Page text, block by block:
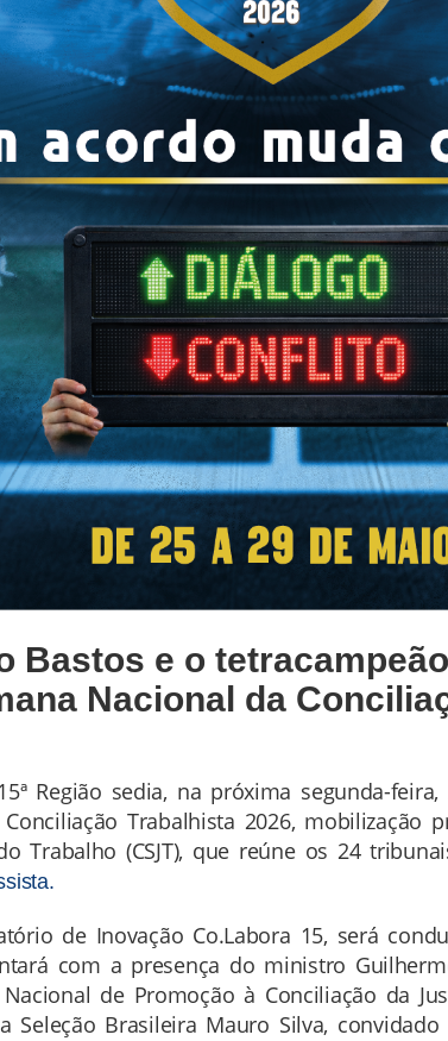
Bastos e o
Nacional da
Região sedia, na próxima segunda-
Trabalhista 2026, mobilização
Trabalho (CSJT), que reúne os 24
de Inovação Co.Labora 15, será
com a presença do ministro
de Promoção à Conciliação da
Brasileira Mauro Silva,